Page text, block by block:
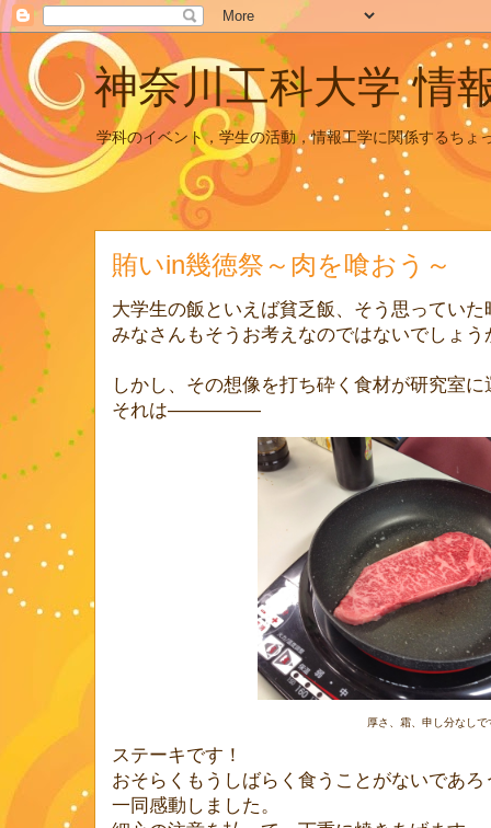
神奈川工科大学 情
学科のイベント，学生の活動，情報工学に関係するちょ
賄いin幾徳祭～肉を喰おう～
大学生の飯といえば貧乏飯、そう思ってい
みなさんもそうお考えなのではないでしょう
しかし、その想像を打ち砕く食材が研究室
それは―――――
厚さ、霜、申し分なしで
ステーキです！
おそらくもうしばらく食うことがないであ
一同感動しました。